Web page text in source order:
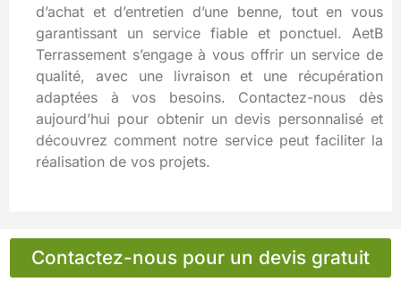
d’achat et d’entretien d’une benne, tout en vous
garantissant un service fiable et ponctuel. AetB
Terrassement s’engage à vous offrir un service de
qualité, avec une livraison et une récupération
adaptées à vos besoins. Contactez-nous dès
aujourd’hui pour obtenir un devis personnalisé et
découvrez comment notre service peut faciliter la
réalisation de vos projets.
Contactez-nous pour un devis gratuit